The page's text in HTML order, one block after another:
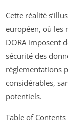
Cette réalité
européen, où les
DORA imposent
sécurité des
réglementations
considérables,
potentiels.
Table of Contents